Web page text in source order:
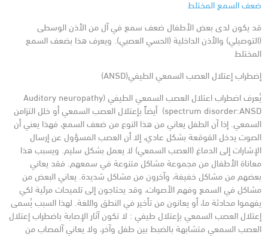
ضعف السمع المختلط
قد يكون لدى بعض الأطفال ضعف سمع في آل من الأذن الوسطى
(التوصيلي) والأذن الداخلية (الحسي العصبي). ويعرف هذا بضعف السمع
المختلط
إضطراب إعتلال العصب السمعي الطيفي(ANSD)
يُعرف اضطراب اعتلال العصب السمعي الطيفي (Auditory neuropathy
spectrum disorder:ANSD) أيضاً بإعتلال العصب السمعي أو خلل التزامن
السمعي. إذا آن الطفل يعاني من هذا النوع من ضعف السمع، فهذا يعني أن
الصوت يدخل القوقعة بشكل عادي، إلا أن العصب المسؤول عن إرسال
الإشارات إلى الدماغ (العصب السمعي) لا يعمل بشكل سليم. ويسبب هذا
معاناة الأطفال من مجموعة مشاكل متنوعة في سمعهم. فقد يعاني
بعضهم من مشاكل خفيفة، وآخرون من مشاكل شديدة. يعاني البعض من
مشاكل في السمع وفهم الأصوات، وقد يحتاجون إلى تلميحات مرئية لكي
يفهموا محادثة ما، أو يعانون من تأخير في النطق واللغة. لهذا السبب يُسمى
إعتلال العصب السمعي بإعتلال طيفي : لا تكون آثار الإصابة باضطراب إعتلال
العصب السمعي متشابهة بالضبط بين طفل وآخر، ولا يعاني آلمصاب من